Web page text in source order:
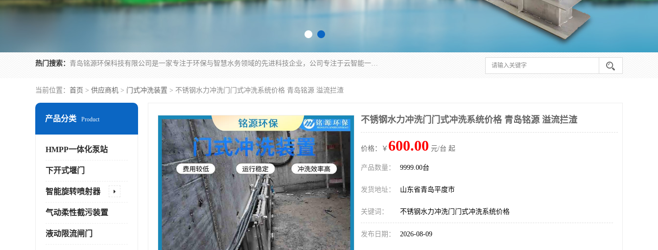
热门搜索： 青岛铭源环保科技有限公司是一家专注于环保与智慧水务领域的先进科技企业，公司专注于云智能一体化HMPP预制泵站、智能截流井设备、调蓄池雨洪管理设备、水务循环利用、云智慧水务开发及新型环保技术研发等领域。
当前位置： 首页 > 供应商机 > 门式冲洗装置 > 不锈钢水力冲洗门门式冲洗系统价格 青岛铭源 溢流拦渣
产品分类 Product
HMPP一体化泵站
下开式堰门
智能旋转喷射器
气动柔性截污装置
液动限流闸门
不锈钢水力冲洗门门式冲洗系统价格 青岛铭源 溢流拦渣
价格：￥ 600.00 元/台 起
产品数量： 9999.00台
发货地址： 山东省青岛平度市
关键词： 不锈钢水力冲洗门门式冲洗系统价格
发布日期： 2026-08-09